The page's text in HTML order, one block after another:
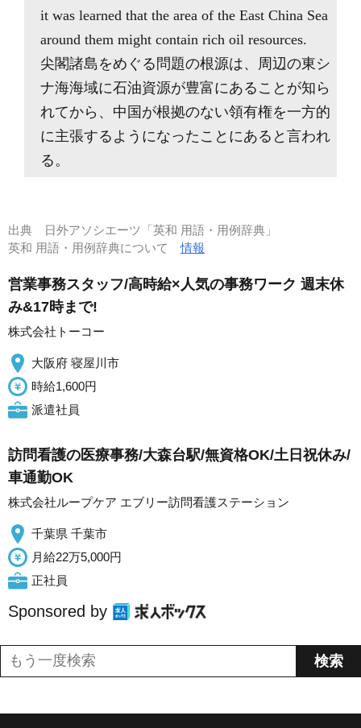
it was learned that the area of the East China Sea
around them might contain rich oil resources.
尖閣諸島をめぐる問題の根源は、周辺の東シ
ナ海海域に石油資源が豊富にあることが知ら
れてから、中国が根拠のない領有権を一方的
に主張するようになったことにあると言われ
る。
出典
日外アソシエーツ「英和 用語・用例辞典」
英和 用語・用例辞典について情報
営業事務スタッフ/高時給×人気の事務ワーク 週末休
み&17時まで!
株式会社トーコー
大阪府 寝屋川市
時給1,600円
派遣社員
訪問看護の医療事務/大森台駅/無資格OK/土日祝休み/
車通勤OK
株式会社ループケア エブリー訪問看護ステーション
千葉県 千葉市
月給22万5,000円
正社員
Sponsored by